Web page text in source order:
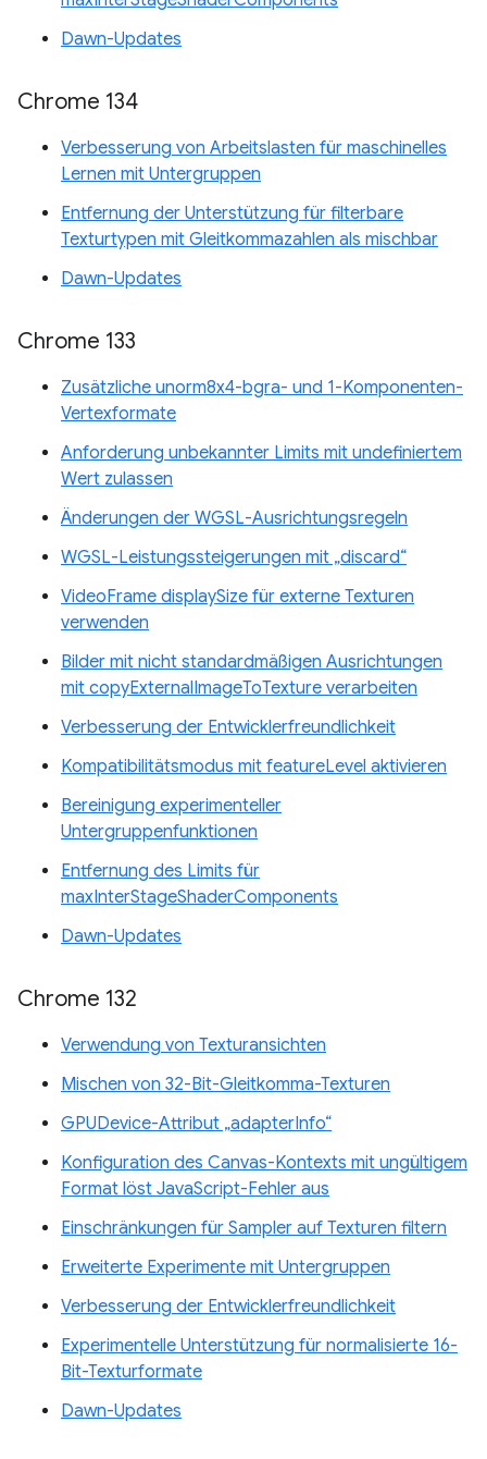
Dawn-Updates
Chrome 134
Verbesserung von Arbeitslasten für maschinelles
Lernen mit Untergruppen
Entfernung der Unterstützung für filterbare
Texturtypen mit Gleitkommazahlen als mischbar
Dawn-Updates
Chrome 133
Zusätzliche unorm8x4-bgra- und 1-Komponenten-
Vertexformate
Anforderung unbekannter Limits mit undefiniertem
Wert zulassen
Änderungen der WGSL-Ausrichtungsregeln
WGSL-Leistungssteigerungen mit „discard“
VideoFrame displaySize für externe Texturen
verwenden
Bilder mit nicht standardmäßigen Ausrichtungen
mit copyExternalImageToTexture verarbeiten
Verbesserung der Entwicklerfreundlichkeit
Kompatibilitätsmodus mit featureLevel aktivieren
Bereinigung experimenteller
Untergruppenfunktionen
Entfernung des Limits für
maxInterStageShaderComponents
Dawn-Updates
Chrome 132
Verwendung von Texturansichten
Mischen von 32-Bit-Gleitkomma-Texturen
GPUDevice-Attribut „adapterInfo“
Konfiguration des Canvas-Kontexts mit ungültigem
Format löst JavaScript-Fehler aus
Einschränkungen für Sampler auf Texturen filtern
Erweiterte Experimente mit Untergruppen
Verbesserung der Entwicklerfreundlichkeit
Experimentelle Unterstützung für normalisierte 16-
Bit-Texturformate
Dawn-Updates